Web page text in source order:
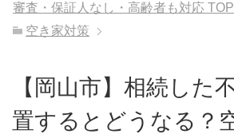
審査・保証人なし・高齢者も対応 TOP
空き家対策
【岡山市】相続した
置するとどうなる？